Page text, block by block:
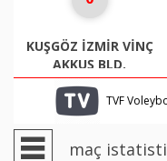
KUŞGÖZ İZMİR VİNÇ
AKKUŞ BLD.
TVF
maç